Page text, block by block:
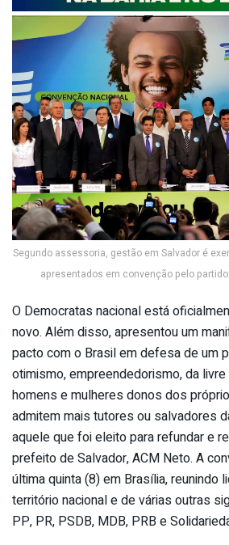
Segundo assessoria, gestão em Salvador é
apresentados em convenção pelo partido
O Democratas nacional está
novo. Além disso, apresentou um
pacto com o Brasil em defesa de um
otimismo, empreendedorismo, da livre
homens e mulheres donos dos
admitem mais tutores ou salvadores
aquele que foi eleito para refundar e
prefeito de Salvador, ACM Neto. A
última quinta (8) em Brasília, reunindo
território nacional e de várias outras
PP, PR, PSDB, MDB, PRB e